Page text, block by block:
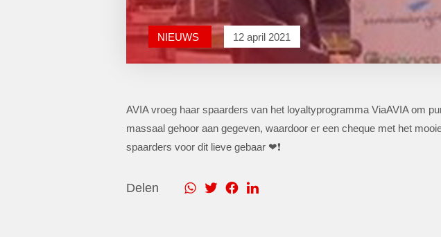
NIEUWS 12 april 2021
AVIA vroeg haar spaarders van het loyaltyprogramma ViaAVIA om
massaal gehoor aan gegeven, waardoor er een cheque met het
spaarders voor dit lieve gebaar ❤❗
Delen